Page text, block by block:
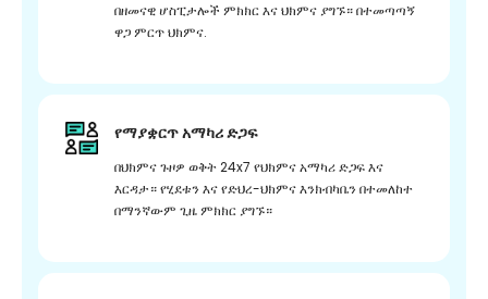
በዘመናዊ ሆስፒታሎች ምክክር እና ህክምና ያግኙ። በተመጣጣኝ
ዋጋ ምርጥ ህክምና.
የማያቋርጥ አማካሪ ድጋፍ
በህክምና ጉዞዎ ወቅት 24x7 የህክምና አማካሪ ድጋፍ እና
እርዳታ። የሂደቱን እና የድህረ-ህክምና እንክብካቤን በተመለከተ
በማንኛውም ጊዜ ምክክር ያግኙ።